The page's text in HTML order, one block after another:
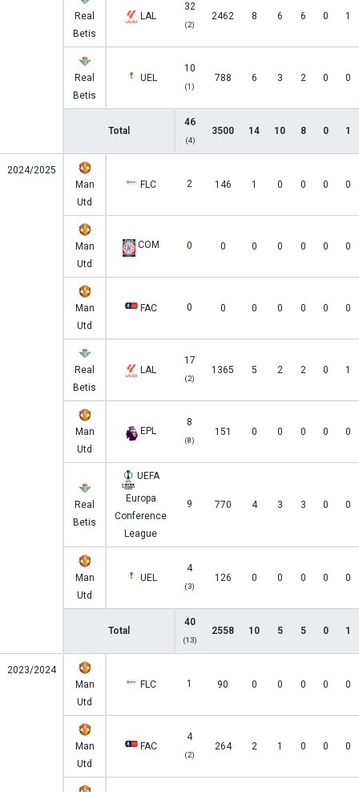
Real
Betis
LAL
32
(2)
2462 8 6 6 0 1
Real
Betis
UEL
10
(1)
788 6 3 2 0 0
Total
46
(4)
3500 14 10 8 0 1
2024/2025
Man
Utd
FLC 2 146 1 0 0 0 0
Man
Utd
COM 0 0 0 0 0 0 0
Man
Utd
FAC 0 0 0 0 0 0 0
Real
Betis
LAL
17
(2)
1365 5 2 2 0 1
Man
Utd
EPL
8
(8)
151 0 0 0 0 0
Real
Betis
UEFA
Europa
Conference
League
9 770 4 3 3 0 0
Man
Utd
UEL
4
(3)
126 0 0 0 0 0
Total
40
(13)
2558 10 5 5 0 1
2023/2024
Man
Utd
FLC 1 90 0 0 0 0 0
Man
Utd
FAC
4
(2)
264 2 1 0 0 0